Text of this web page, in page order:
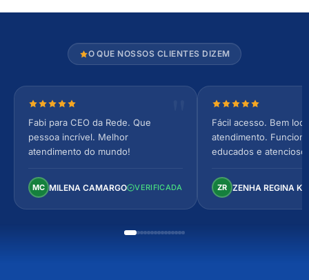
O QUE NOSSOS CLIENTES DIZEM
Nota 5 de 5 estrelas
Fabi para CEO da Rede. Que
pessoa incrível. Melhor
atendimento do mundo!
MC MILENA CAMARGO VERIFICADA
Nota 5 de 5
Fácil acesso. Bem
atendimento.
educados e
Perfeito!
ZR ZENHA REGINA